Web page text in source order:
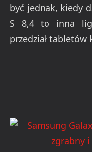
być jednak, kiedy
S 8,4 to inna
przedział tabletów